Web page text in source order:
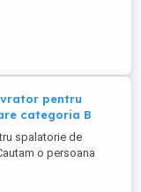
pentru
categoria B
spalatorie de
o persoana
si livrare covoare
Ce trebuie sa faci: -